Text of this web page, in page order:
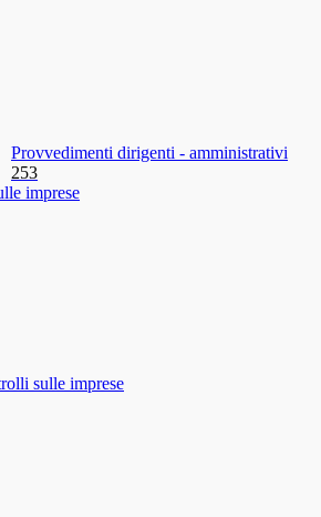
Provvedimenti dirigenti - amministrativi
253
imprese
sulle imprese